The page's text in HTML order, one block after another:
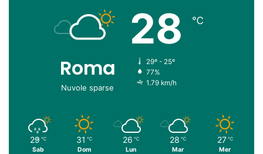
Roma
Nuvole sparse
28 ℃
29º - 25º
77%
1.79 km/h
29 ℃
Sab
31 ℃
Dom
26 ℃
Lun
28 ℃
Mar
27 ℃
Mer